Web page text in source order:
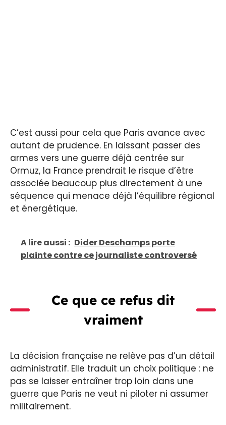
C’est aussi pour cela que Paris avance avec
autant de prudence. En laissant passer des
armes vers une guerre déjà centrée sur
Ormuz, la France prendrait le risque d’être
associée beaucoup plus directement à une
séquence qui menace déjà l’équilibre régional
et énergétique.
A lire aussi : Dider Deschamps porte
plainte contre ce journaliste controversé
Ce que ce refus dit
vraiment
La décision française ne relève pas d’un détail
administratif. Elle traduit un choix politique : ne
pas se laisser entraîner trop loin dans une
guerre que Paris ne veut ni piloter ni assumer
militairement.